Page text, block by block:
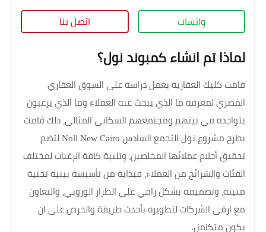
واتساب اتصل بنا
لماذا تم انشاء كمبوند نول؟
قامت كليك العقارية بعمل دراسة على السوق العقاري
المصري لمعرفة ما الذي يبحث عنه العملاء وما الذي يرغبون
بتواجده في بيتهم ومجتمعهم السكاني المثالي، ذلك قامت
بطرح مشروع نول التجمع السادس Noll New Cairo لتضم
تحقيق أحلام عملائها المخلصين، وتلبية كافة الرغبات لمختلف
الفئات والشرائح من العملاء، فبداية من تأسيسه ببنية تحتية
متينة، وتصميمه بشكل راقي على الطراز الوروبي، والتعاون
مع ارقى الشركات لتطويره بأحدث طريقة والحرص على ان
يكون متكامل.